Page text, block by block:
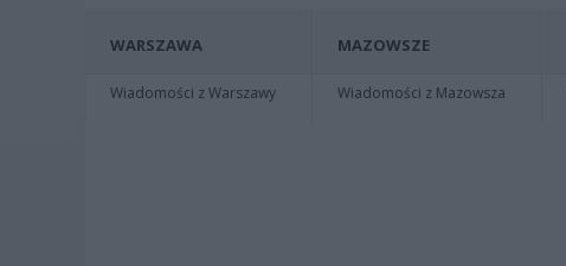
WARSZAWA
Wiadomości z Warszawy
MAZOWSZE
Wiadomości z Mazowsza